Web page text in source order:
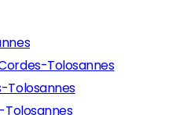
Tolosannes
Tolosannes
Tolosannes